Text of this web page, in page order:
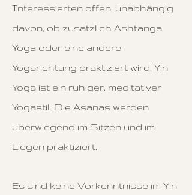
Interessierten offen, unabhängig
davon, ob zusätzlich Ashtanga
Yoga oder eine andere
Yogarichtung praktiziert wird. Yin
Yoga ist ein ruhiger, meditativer
Yogastil. Die Asanas werden
überwiegend im Sitzen und im
Liegen praktiziert.
Es sind keine Vorkenntnisse im Yin